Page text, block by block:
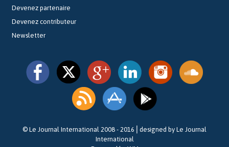
Devenez partenaire
Devenez contributeur
Newsletter
© Le Journal International 2008 - 2016⎪designed by Le Journal
International